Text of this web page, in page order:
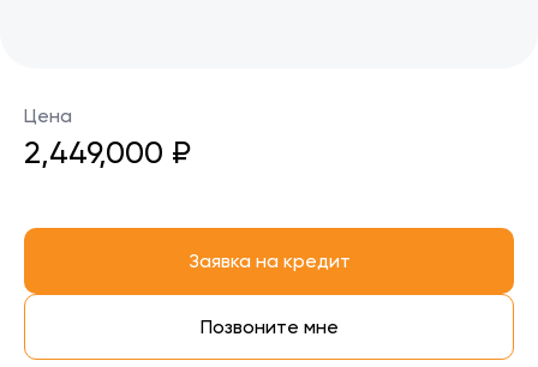
Цена
2,449,000 ₽
Заявка на кредит
Позвоните мне